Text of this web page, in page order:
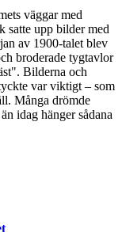
väggar med
satte upp bilder med
av 1900-talet blev
broderade tygtavlor
Bilderna och
var viktigt – som
Många drömde
idag hänger sådana